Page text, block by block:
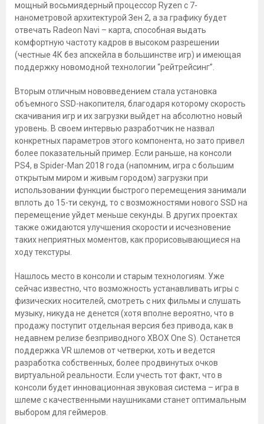
мощный восьмиядерный процессор Ryzen c 7-
нанометровой архитектурой Зен 2, а за графику будет
отвечать Radeon Navi – карта, способная выдать
комфортную частоту кадров в высоком разрешении
(честные 4К без апскейла в большинстве игр) и имеющая
поддержку новомодной технологии “рейтрейсинг”.
Вторым отличным нововведением стала установка
объемного SSD-накопителя, благодаря которому скорость
скачивания игр и их загрузки выйдет на абсолютно новый
уровень. В своем интервью разработчик не назвал
конкретных параметров этого компонента, но зато привел
более показательный пример. Если раньше, на консоли
PS4, в Spider-Man 2018 года (напомним, игра с большим
открытым миром и живым городом) загрузки при
использовании функции быстрого перемещения занимали
вплоть до 15-ти секунд, то с возможностями нового SSD на
перемещение уйдет меньше секунды. В других проектах
также ожидаются улучшения скорости и исчезновение
таких неприятных моментов, как прорисовывающиеся на
ходу текстуры.
Нашлось место в консоли и старым технологиям. Уже
сейчас известно, что возможность устанавливать игры с
физических носителей, смотреть с них фильмы и слушать
музыку, никуда не денется (хотя вполне вероятно, что в
продажу поступит отдельная версия без привода, как в
недавнем релизе безприводного XBOX One S). Останется
поддержка VR шлемов от четверки, хоть и ведется
разработка собственных, более продвинутых очков
виртуальной реальности. Если учесть тот факт, что в
консоли будет инновационная звуковая система – игра в
шлеме с качественными наушниками станет оптимальным
выбором для геймеров.